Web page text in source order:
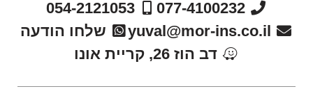
077-4100232
054-2121053
yuval@mor-ins.co.il
שלחו הודעה
דב הוז 26, קריית אונו